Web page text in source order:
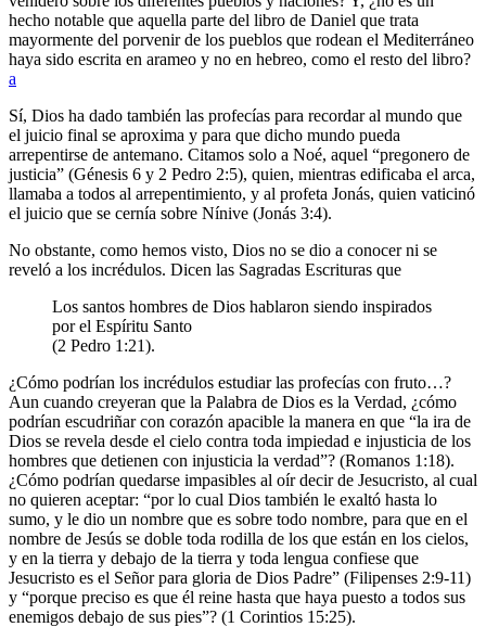
hecho notable que aquella parte del libro de Daniel que trata
mayormente del porvenir de los pueblos que rodean el Mediterráneo
haya sido escrita en arameo y no en hebreo, como el resto del libro?
a
Sí, Dios ha dado también las profecías para recordar al mundo que
el juicio final se aproxima y para que dicho mundo pueda
arrepentirse de antemano. Citamos solo a Noé, aquel “pregonero de
justicia” (Génesis 6 y 2 Pedro 2:5), quien, mientras edificaba el arca,
llamaba a todos al arrepentimiento, y al profeta Jonás, quien vaticinó
el juicio que se cernía sobre Nínive (Jonás 3:4).
No obstante, como hemos visto, Dios no se dio a conocer ni se
reveló a los incrédulos. Dicen las Sagradas Escrituras que
Los santos hombres de Dios hablaron siendo inspirados
por el Espíritu Santo
(2 Pedro 1:21).
¿Cómo podrían los incrédulos estudiar las profecías con fruto…?
Aun cuando creyeran que la Palabra de Dios es la Verdad, ¿cómo
podrían escudriñar con corazón apacible la manera en que “la ira de
Dios se revela desde el cielo contra toda impiedad e injusticia de los
hombres que detienen con injusticia la verdad”? (Romanos 1:18).
¿Cómo podrían quedarse impasibles al oír decir de Jesucristo, al cual
no quieren aceptar: “por lo cual Dios también le exaltó hasta lo
sumo, y le dio un nombre que es sobre todo nombre, para que en el
nombre de Jesús se doble toda rodilla de los que están en los cielos,
y en la tierra y debajo de la tierra y toda lengua confiese que
Jesucristo es el Señor para gloria de Dios Padre” (Filipenses 2:9-11)
y “porque preciso es que él reine hasta que haya puesto a todos sus
enemigos debajo de sus pies”? (1 Corintios 15:25).